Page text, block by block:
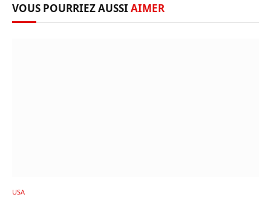
VOUS POURRIEZ AUSSI AIMER
USA